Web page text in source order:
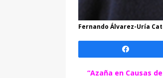
Fernando Álvarez-Uría
“Azaña en Causas